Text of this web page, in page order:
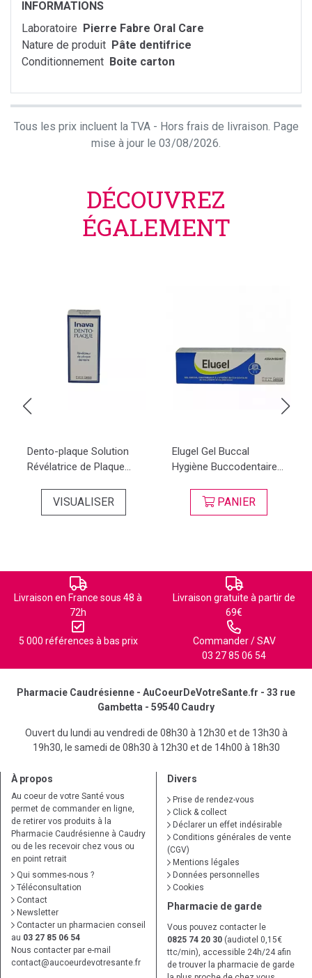
INFORMATIONS
Laboratoire Pierre Fabre Oral Care
Nature de produit Pâte dentifrice
Conditionnement Boite carton
Tous les prix incluent la TVA - Hors frais de livraison. Page
mise à jour le 03/08/2026.
DÉCOUVREZ
ÉGALEMENT
Dento-plaque Solution
Révélatrice de Plaque...
VISUALISER
Elugel Gel Buccal
Hygiène Buccodentaire...
PANIER
Livraison en France sous 48 à
72h
Livraison gratuite à partir de
69€
5 000 références à bas prix
Commander / SAV
03 27 85 06 54
Pharmacie Caudrésienne - AuCoeurDeVotreSante.fr - 33 rue
Gambetta - 59540 Caudry
Ouvert du lundi au vendredi de 08h30 à 12h30 et de 13h30 à
19h30, le samedi de 08h30 à 12h30 et de 14h00 à 18h30
À propos
Au coeur de votre Santé vous
permet de commander en ligne,
de retirer vos produits à la
Pharmacie Caudrésienne à Caudry
ou de les recevoir chez vous ou
en point retrait
Qui sommes-nous ?
Téléconsultation
Contact
Newsletter
Contacter un pharmacien conseil
au 03 27 85 06 54
Nous contacter par e-mail
contact@aucoeurdevotresante.fr
Divers
Prise de rendez-vous
Click & collect
Déclarer un effet indésirable
Conditions générales de vente
(CGV)
Mentions légales
Données personnelles
Cookies
Pharmacie de garde
Vous pouvez contacter le
0825 74 20 30 (audiotel 0,15€
ttc/min), accessible 24h/24 afin
de trouver la pharmacie de garde